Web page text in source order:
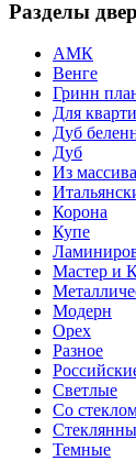
Разделы
АМК
Венге
Гринн
Для
Дуб
Дуб
Из массива
Корона
Купе
Мастер и
Модерн
Орех
Разное
Светлые
Со
Темные